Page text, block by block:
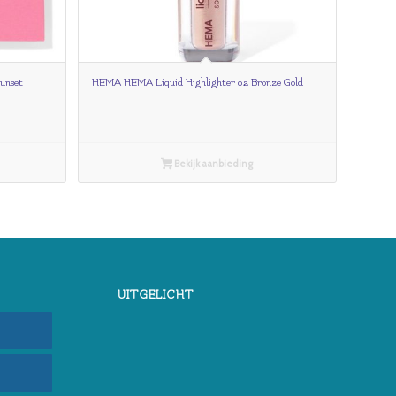
HEMA HEMA Liquid Highlighter 02 Bronze Gold
Bekijk aanbieding
UITGELICHT